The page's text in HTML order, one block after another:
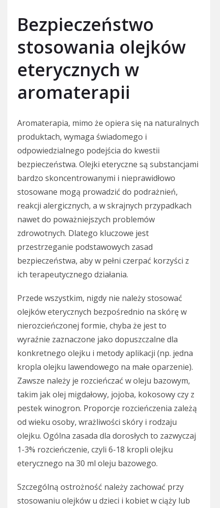
Bezpieczeństwo
stosowania olejków
eterycznych w
aromaterapii
Aromaterapia, mimo że opiera się na naturalnych
produktach, wymaga świadomego i
odpowiedzialnego podejścia do kwestii
bezpieczeństwa. Olejki eteryczne są substancjami
bardzo skoncentrowanymi i nieprawidłowo
stosowane mogą prowadzić do podrażnień,
reakcji alergicznych, a w skrajnych przypadkach
nawet do poważniejszych problemów
zdrowotnych. Dlatego kluczowe jest
przestrzeganie podstawowych zasad
bezpieczeństwa, aby w pełni czerpać korzyści z
ich terapeutycznego działania.
Przede wszystkim, nigdy nie należy stosować
olejków eterycznych bezpośrednio na skórę w
nierozcieńczonej formie, chyba że jest to
wyraźnie zaznaczone jako dopuszczalne dla
konkretnego olejku i metody aplikacji (np. jedna
kropla olejku lawendowego na małe oparzenie).
Zawsze należy je rozcieńczać w oleju bazowym,
takim jak olej migdałowy, jojoba, kokosowy czy z
pestek winogron. Proporcje rozcieńczenia zależą
od wieku osoby, wrażliwości skóry i rodzaju
olejku. Ogólna zasada dla dorosłych to zazwyczaj
1-3% rozcieńczenie, czyli 6-18 kropli olejku
eterycznego na 30 ml oleju bazowego.
Szczególną ostrożność należy zachować przy
stosowaniu olejków u dzieci i kobiet w ciąży lub